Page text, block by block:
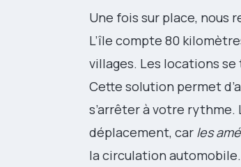
Une fois sur place, nous
L’île compte 80
villages. Les locations
Cette solution permet
s’arrêter à votre
déplacement, car les
la circulation automobile.